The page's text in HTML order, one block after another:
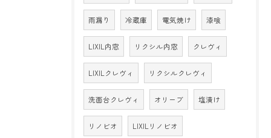
雨漏り 冷蔵庫 電気焼け 漆喰
LIXIL内窓 リクシル内窓 クレヴィ
LIXILクレヴィ リクシルクレヴィ
洗面台クレヴィ オリーブ 塩漬け
リノビオ LIXILリノビオ